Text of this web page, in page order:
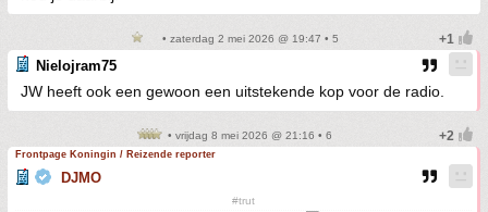
• zaterdag 2 mei 2026 @ 19:47 • 5
Nielojram75
JW heeft ook een gewoon een uitstekende kop voor de radio.
• vrijdag 8 mei 2026 @ 21:16 • 6
Frontpage Koningin / Reizende reporter
DJMO
#trut